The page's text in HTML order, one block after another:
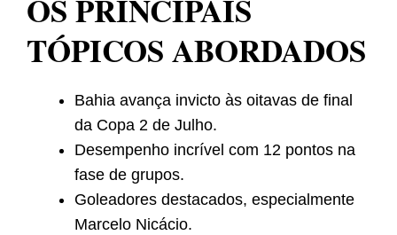
OS PRINCIPAIS
TÓPICOS ABORDADOS
Bahia avança invicto às oitavas de final
da Copa 2 de Julho.
Desempenho incrível com 12 pontos na
fase de grupos.
Goleadores destacados, especialmente
Marcelo Nicácio.